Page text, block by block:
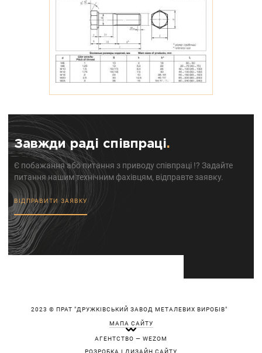
Завжди раді співпраці.
Є побажання або питання з приводу співпраці !? Задайте
питання нашим технічним фахівцям, відправте заявку.
ВІДПРАВИТИ ЗАЯВКУ
2023 © ПРАТ "ДРУЖКІВСЬКИЙ ЗАВОД МЕТАЛЕВИХ ВИРОБІВ"
МАПА САЙТУ
АГЕНТСТВО — WEZOM